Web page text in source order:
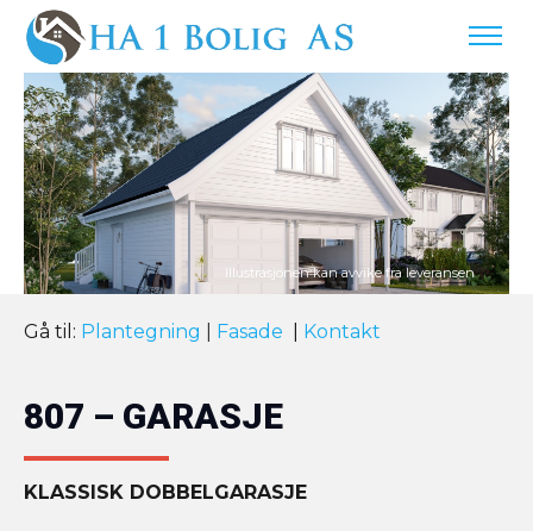
Gå til: Plantegning Fasade Kontakt
807 – GARASJE
KLASSISK DOBBELGARASJE